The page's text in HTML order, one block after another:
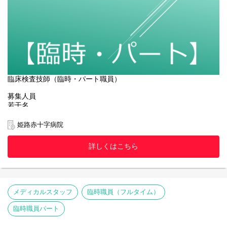
臨床検査技師（臨時・パート職員）
募集人員
若干名
採用年月日
随時
臨床検査技師師免許取得者
本ページ下部の「応募する」よりエントリーの上、
①自筆の履歴書
②臨床検査技師免許の写し
※以上の書類を揃えて姫路赤十字病院 人事課人事労務係宛 に郵送
姫路赤十字病院
詳しくはこちら
メディカルスタッフ 臨時職員（フルタイム）
臨時職員パート